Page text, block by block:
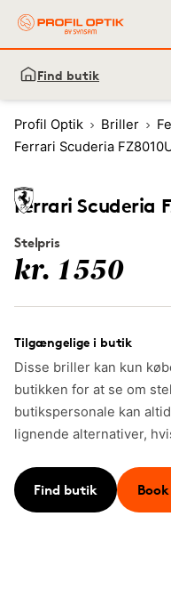
Find butik
Profil Optik Briller
Ferrari Scuderia
Ferrari Scuderia
Stelpris
kr. 1550
Tilgængelige i butik
Disse briller kan kun
butikken for at se om
butikspersonale kan
lignende alternativer,
Find butik